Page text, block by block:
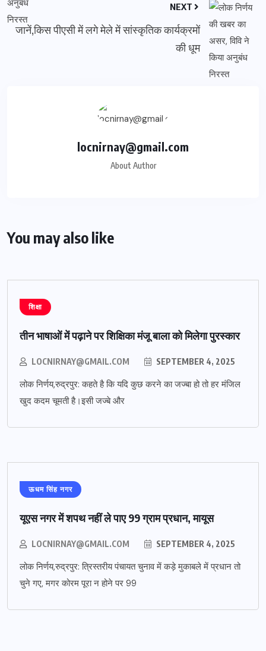
NEXT
जानें,किस पीएसी में लगे मेले में सांस्कृतिक कार्यक्रमों
की धूम
locnirnay@gmail.com
About Author
You may also like
शिक्षा
तीन भाषाओं में पढ़ाने पर शिक्षिका मंजू बाला को मिलेगा पुरस्कार
LOCNIRNAY@GMAIL.COM SEPTEMBER 4, 2025
लोक निर्णय,रुद्रपुर: कहते है कि यदि कुछ करने का जज्बा हो तो हर मंजिल
खुद कदम चूमती है।इसी जज्बे और
ऊधम सिंह नगर
यूएस नगर में शपथ नहीं ले पाए 99 ग्राम प्रधान, मायूस
LOCNIRNAY@GMAIL.COM SEPTEMBER 4, 2025
लोक निर्णय,रुद्रपुर: त्रिस्तरीय पंचायत चुनाव में कड़े मुकाबले में प्रधान तो
चुने गए, मगर कोरम पूरा न होने पर 99